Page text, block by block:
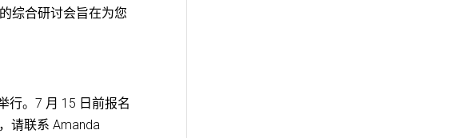
综合研讨会旨在为您
行。7 月 15 日前报名
请联系 Amanda